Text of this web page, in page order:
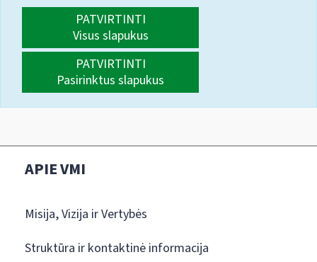
PATVIRTINTI
Visus slapukus
PATVIRTINTI
Pasirinktus slapukus
APIE VMI
Misija, Vizija ir Vertybės
Struktūra ir kontaktinė informacija